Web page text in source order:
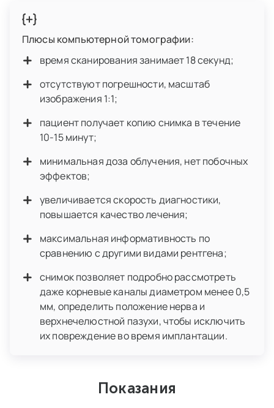
Плюсы компьютерной томографии:
время сканирования занимает 18 секунд;
отсутствуют погрешности, масштаб
изображения 1:1;
пациент получает копию снимка в течение
10-15 минут;
минимальная доза облучения, нет побочных
эффектов;
увеличивается скорость диагностики,
повышается качество лечения;
максимальная информативность по
сравнению с другими видами рентгена;
снимок позволяет подробно рассмотреть
даже корневые каналы диаметром менее 0,5
мм, определить положение нерва и
верхнечелюстной пазухи, чтобы исключить
их повреждение во время имплантации.
Показания